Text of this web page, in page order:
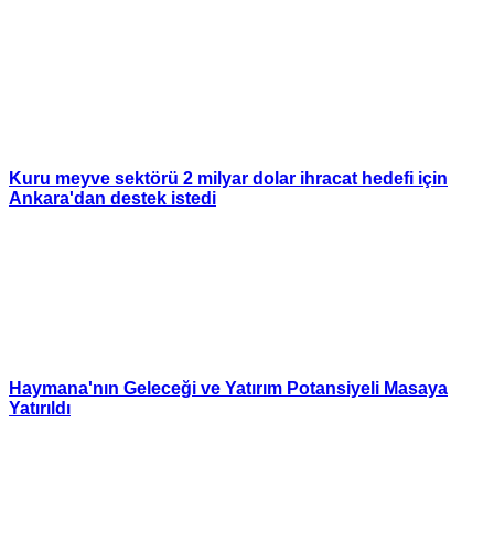
Kuru meyve sektörü 2 milyar dolar ihracat hedefi için
Ankara'dan destek istedi
Haymana'nın Geleceği ve Yatırım Potansiyeli Masaya
Yatırıldı